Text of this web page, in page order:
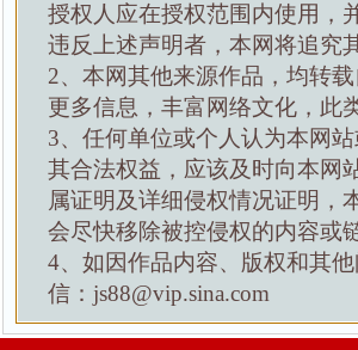
授权人应在授权范围内使用，
违反上述声明者，本网将追究
2、本网其他来源作品，均转
更多信息，丰富网络文化，此
3、任何单位或个人认为本网
其合法权益，应该及时向本网
属证明及详细侵权情况证明，
会尽快移除被控侵权的内容或
4、如因作品内容、版权和其
信：js88@vip.sina.com